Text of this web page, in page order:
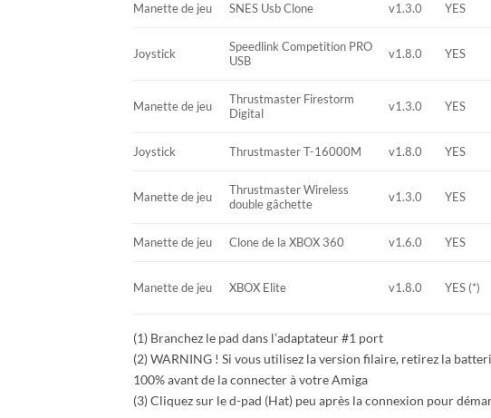
Manette de jeu SNES Usb Clone v1.3.0 YES
Joystick
Speedlink Competition PRO
USB
v1.8.0 YES
Manette de jeu
Thrustmaster Firestorm
Digital
v1.3.0 YES
Joystick Thrustmaster T-16000M v1.8.0 YES
Manette de jeu
Thrustmaster Wireless
double gâchette
v1.3.0 YES
Manette de jeu Clone de la XBOX 360 v1.6.0 YES
Manette de jeu XBOX Elite v1.8.0 YES (*)
(1) Branchez le pad dans l’adaptateur #1 port
(2) WARNING ! Si vous utilisez la version filaire, retirez la
100% avant de la connecter à votre Amiga
(3) Cliquez sur le d-pad (Hat) peu après la connexion pour